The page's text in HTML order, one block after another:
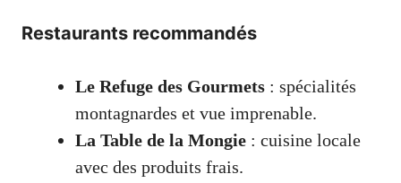
Restaurants recommandés
Le Refuge des Gourmets : spécialités
montagnardes et vue imprenable.
La Table de la Mongie : cuisine locale
avec des produits frais.